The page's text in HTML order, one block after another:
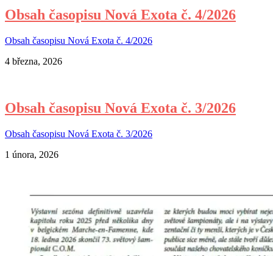
Obsah časopisu Nová Exota č. 4/2026
Obsah časopisu Nová Exota č. 4/2026
4 března, 2026
Obsah časopisu Nová Exota č. 3/2026
Obsah časopisu Nová Exota č. 3/2026
1 února, 2026